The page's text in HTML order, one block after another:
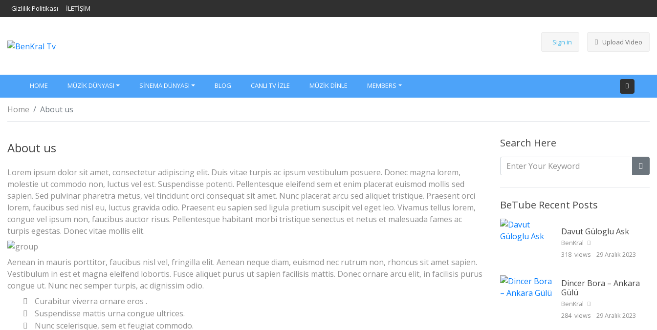
Gizlilik Politikası İLETİŞİM
Sign in Upload Video
HOME MÜZIK DÜNYASI SINEMA DÜNYASI BLOG CANLI TV İZLE MÜZIK DINLE MEMBERS
Home About us
About us
Lorem ipsum dolor sit amet, consectetur adipiscing elit. Duis vitae turpis ac ipsum vestibulum posuere. Donec magna lorem,
molestie ut commodo non, luctus vel est. Suspendisse potenti. Pellentesque eleifend sem et enim placerat euismod mollis sed
sapien. Sed pulvinar pharetra metus, vel tincidunt orci consequat sit amet. Nunc placerat arcu sed aliquet tristique. Praesent orci
lorem, faucibus sed nisl eu, luctus gravida odio. Praesent eu sapien sed ligula pretium suscipit vel eget leo. Vivamus tellus lorem,
congue vel ipsum non, faucibus auctor risus. Pellentesque habitant morbi tristique senectus et netus et malesuada fames ac
turpis egestas. Donec vitae mollis elit.
Aenean in mauris porttitor, faucibus nisl vel, fringilla elit. Aenean neque diam, euismod nec rutrum non, rhoncus sit amet sapien.
Vestibulum in est et magna eleifend lobortis. Fusce aliquet purus ut sapien facilisis mattis. Donec ornare arcu elit, in facilisis purus
congue ut. Nunc nec semper turpis, ac dignissim odio.
Curabitur viverra ornare eros .
Suspendisse mattis urna congue ultrices.
Nunc scelerisque, sem et feugiat commodo.
Search Here
BeTube Recent Posts
Davut Güloglu Ask
BenKral
318 views
29 Aralık 2023
Dincer Bora – Ankara
Gülü
BenKral
284 views
29 Aralık 2023